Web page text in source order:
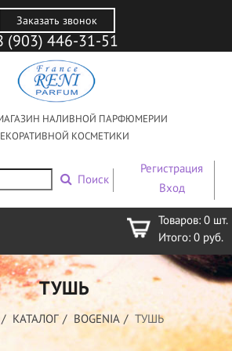
Заказать звонок
(903) 446-31-51
НАЛИВНОЙ ПАРФЮМЕРИИ
КОСМЕТИКИ
Поиск
Регистрация
Вход
Товаров: 0 шт.
Итого: 0 руб.
ТУШЬ
КАТАЛОГ BOGENIA ТУШЬ